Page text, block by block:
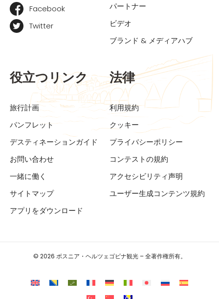
Facebook
Twitter
パートナー
ビデオ
ブランド & メディアハブ
役立つリンク
旅行計画
パンフレット
デスティネーションガイド
お問い合わせ
一緒に働く
サイトマップ
アプリをダウンロード
法律
利用規約
クッキー
プライバシーポリシー
コンテストの規約
アクセシビリティ声明
ユーザー生成コンテンツ規約
© 2026 ボスニア・ヘルツェゴビナ観光 – 全著作権所有。